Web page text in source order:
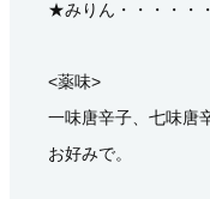
★みりん・・・・・
<薬味>
一味唐辛子、七味唐
お好みで。